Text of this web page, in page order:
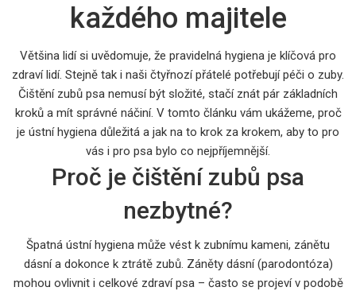
každého majitele
Většina lidí si uvědomuje, že pravidelná hygiena je klíčová pro
zdraví lidí. Stejně tak i naši čtyřnozí přátelé potřebují péči o zuby.
Čištění zubů psa nemusí být složité, stačí znát pár základních
kroků a mít správné náčiní. V tomto článku vám ukážeme, proč
je ústní hygiena důležitá a jak na to krok za krokem, aby to pro
vás i pro psa bylo co nejpříjemnější.
Proč je čištění zubů psa
nezbytné?
Špatná ústní hygiena může vést k zubnímu kameni, zánětu
dásní a dokonce k ztrátě zubů. Záněty dásní (parodontóza)
mohou ovlivnit i celkové zdraví psa – často se projeví v podobě